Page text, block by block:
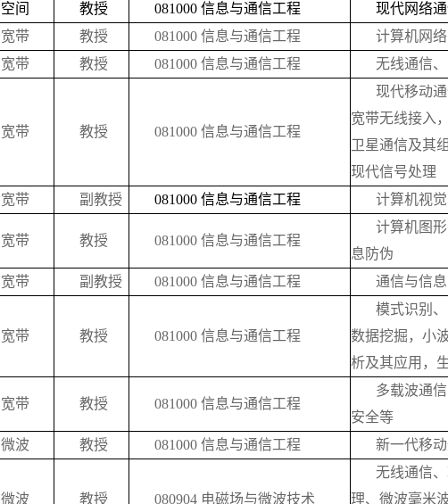
空间 教授 081000 信息与通信工程
现代网络
宽带 教授 081000 信息与通信工程
计算机网
宽带 教授 081000 信息与通信工程 无线通信
宽带 教授 081000 信息与通信工程
现代移动
宽带无线接入
卫星通信及其
现代信号处理
宽带 副教授 081000 信息与通信工程 计算机视
宽带 教授 081000 信息与通信工程
计算机图
息防伪
宽带 副教授 081000 信息与通信工程 通信与信
宽带 教授 081000 信息与通信工程
模式识别
数据挖掘，小
析及其应用，
宽带 教授 081000 信息与通信工程
多载波通
安全等
微波 教授 081000 信息与通信工程 新一代移
微波 教授 080904 电磁场与微波技术
无线通信
理、微波毫米